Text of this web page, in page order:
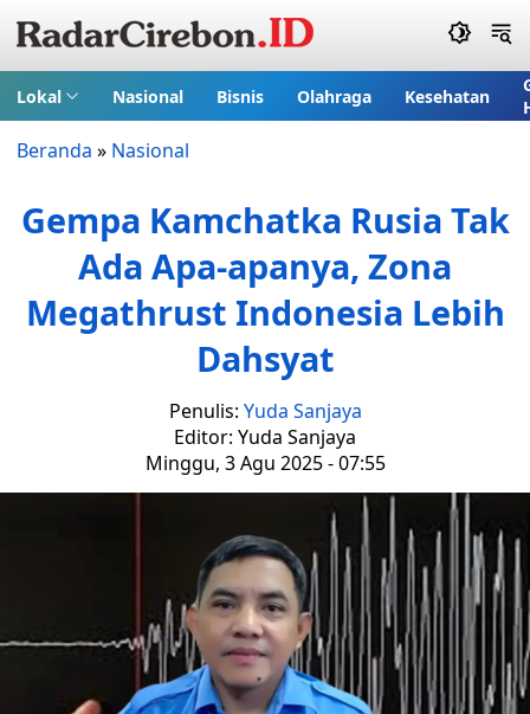
Lokal Nasional Bisnis Olahraga Kesehatan
Beranda » Nasional
Gempa Kamchatka Rusia Tak
Ada Apa-apanya, Zona
Megathrust Indonesia Lebih
Dahsyat
Penulis: Yuda Sanjaya
Editor: Yuda Sanjaya
Minggu, 3 Agu 2025 - 07:55